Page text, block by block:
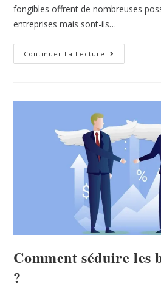
fongibles offrent de nombreuses
entreprises mais sont-ils…
Continuer La Lecture
Comment séduire les
?